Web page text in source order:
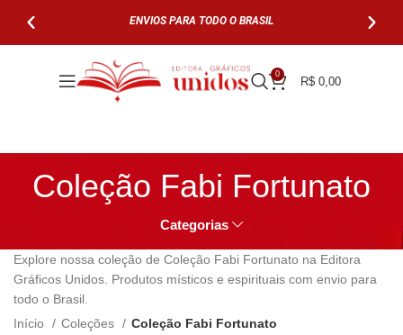
ENVIOS PARA TODO O BRASIL PARCELE EM
0
R$0,00
Coleção Fabi Fortunato
Categorias
Explore nossa coleção de Coleção Fabi Fortunato na Editora
Gráficos Unidos. Produtos místicos e espirituais com envio para
todo o Brasil.
Início
Coleções
Coleção Fabi Fortunato